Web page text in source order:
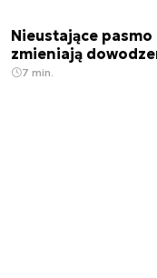
Nieustające
zmieniają
7 min.